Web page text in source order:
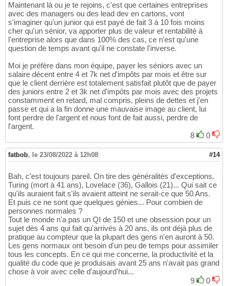
Maintenant là ou je te rejoins, c'est que certaines entreprises
avec des managers ou des lead dev en cartons, vont
s'imaginer qu'un junior qui est payé de fait 3 à 10 fois moins
cher qu'un sénior, va apporter plus de valeur et rentabilité à
l'entreprise alors que dans 100% des cas, ce n'est qu'une
question de temps avant qu'il ne constate l'inverse.
Moi je préfère dans mon équipe, payer les séniors avec un
salaire décent entre 4 et 7k net d'impôts par mois et être sur
que le client derrière est totalement satisfait plutôt que de payer
des juniors entre 2 et 3k net d'impôts par mois avec des projets
constamment en retard, mal compris, pleins de dettes et j'en
passe et qui a la fin donne une mauvaise image au client, lui
font perdre de l'argent et nous font de fait aussi, perdre de
l'argent.
8
0
fatbob, le 23/08/2022 à 12h08 #14
Bah, c'est toujours pareil. On tire des généralités d'exceptions.
Turing (mort à 41 ans), Lovelace (36), Gallois (21)... Qui sait ce
qu'ils auraient fait s'ils avaient atteint ne serait-ce que 50 Ans.
Et puis ce ne sont que quelques génies... Pour combien de
personnes normales ?
Tout le monde n'a pas un QI de 150 et une obsession pour un
sujet dès 4 ans qui fait qu'arrivés à 20 ans, ils ont déjà plus de
pratique au compteur que la plupart des gens n'en auront à 50.
Les gens normaux ont besoin d'un peu de temps pour assimiler
tous les concepts. En ce qui me concerne, la productivité et la
qualité du code que je produisais avant 25 ans n'avait pas grand
chose à voir avec celle d'aujourd'hui...
9
0